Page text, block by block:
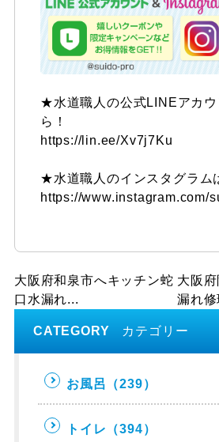
★水道職人の公式LINEアカ
ら！
https://lin.ee/Xv7j7Ku
★水道職人のインスタグラム
https://www.instagram.com/
大阪府和泉市へキッチン蛇
口水漏れ...
大阪
漏れ修
CATEGORY カテゴリー
お風呂 （239）
トイレ （394）